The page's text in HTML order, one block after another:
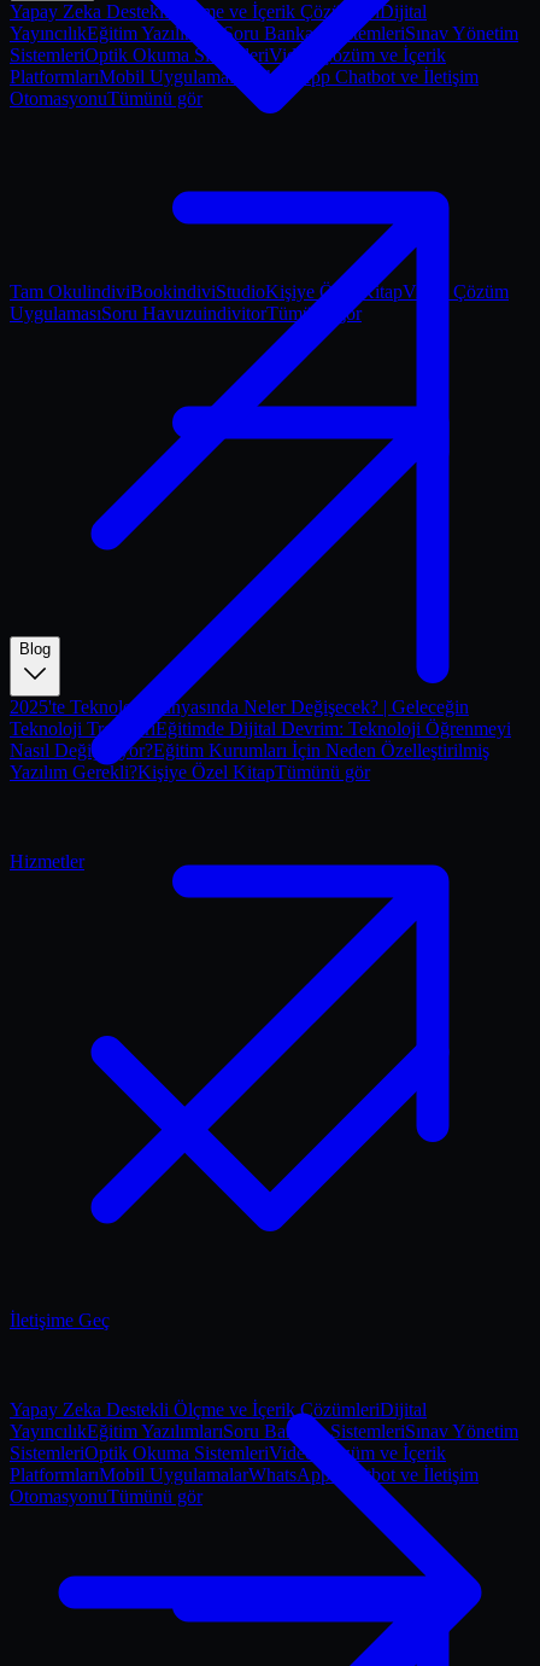
Tam OkulindiviBookindiviStudioKişiye Özel KitapVideo Çözüm
UygulamasıSoru HavuzuindivitorTümünü gör
Hizmetler
Yapay Zeka Destekli Ölçme ve İçerik ÇözümleriDijital
YayıncılıkEğitim YazılımlarıSoru Bankası SistemleriSınav Yönetim
SistemleriOptik Okuma SistemleriVideo Çözüm ve İçerik
PlatformlarıMobil UygulamalarWhatsApp Chatbot ve İletişim
OtomasyonuTümünü gör
Yapay Zeka Destekli Ölçme ve İçerik ÇözümleriDijital
YayıncılıkEğitim YazılımlarıSoru Bankası SistemleriSınav Yönetim
SistemleriOptik Okuma SistemleriVideo Çözüm ve İçerik
PlatformlarıMobil Uygulamalar
WhatsApp Chatbot ve İletişim
OtomasyonuTümünü gör
Blog
2025'te Teknoloji Dünyasında Neler Değişecek? | Geleceğin
Teknoloji TrendleriEğitimde Dijital Devrim: Teknoloji Öğrenmeyi
Nasıl Değiştiriyor?Eğitim Kurumları İçin Neden Özelleştirilmiş
Yazılım Gerekli?Kişiye Özel KitapTümünü gör
İletişime Geç